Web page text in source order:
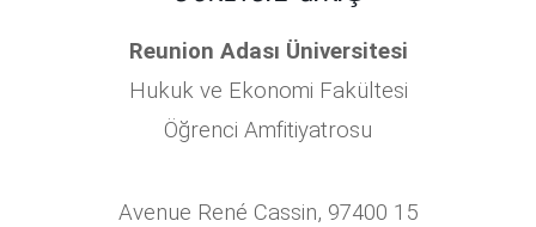
Reunion Adası Üniversitesi
Hukuk ve Ekonomi Fakültesi
Öğrenci Amfitiyatrosu
15 Avenue René Cassin, 97400